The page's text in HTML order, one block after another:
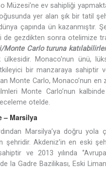
ev sahipliği
yer alan şık bir tatil
çapında ün kazanmıştır.
de gezdikten sonra otelimize
Carlo turuna
Monaco'nun ünü,
bir manzaraya
Monte Carlo, Monaco’nun
Monte Carlo’nun
otelde.
– Marsilya
Marsilya’ya doğru yola
şehridir. Akdeniz'in en eski
ve 2013 yılında
la Gadre Bazilikası, Eski